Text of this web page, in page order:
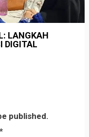
LANGKAH
DIGITAL
published.
*